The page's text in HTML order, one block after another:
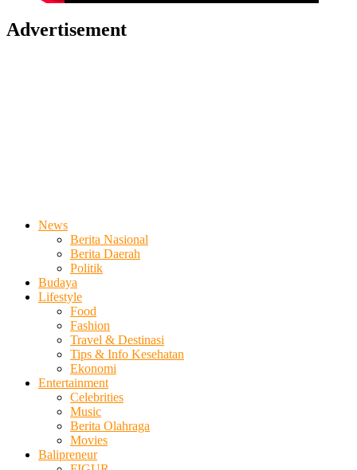
Advertisement
News
Berita Nasional
Berita Daerah
Politik
Budaya
Lifestyle
Food
Fashion
Travel & Destinasi
Tips & Info Kesehatan
Ekonomi
Entertainment
Celebrities
Music
Berita Olahraga
Movies
Balipreneur